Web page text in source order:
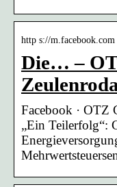
http s://m.facebook.com
Die… –
Facebook · OTZ
„Ein Teilerfolg“: